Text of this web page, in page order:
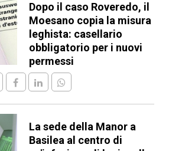
Dopo il caso Roveredo, il
Moesano copia la misura
leghista: casellario
obbligatorio per i nuovi
permessi
La sede della Manor a
Basilea al centro di